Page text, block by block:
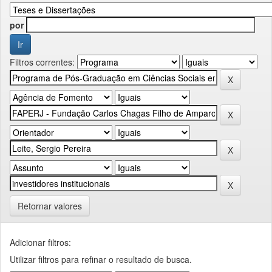
por
Filtros correntes:
Retornar valores
Adicionar filtros:
Utilizar filtros para refinar o resultado de busca.